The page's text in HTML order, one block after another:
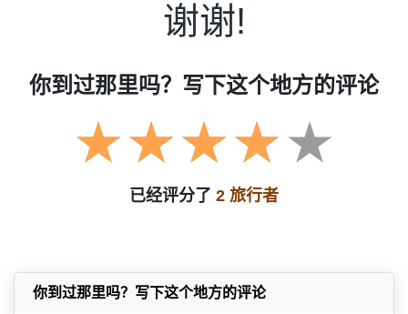
谢谢!
你到过那里吗？写下这个地方的评论
已经评分了 2 旅行者
你到过那里吗？写下这个地方的评论